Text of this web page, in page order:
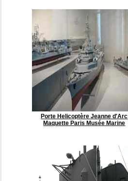
Porte Helicoptère Jeanne d'Arc
Maquette Paris Musée Marine